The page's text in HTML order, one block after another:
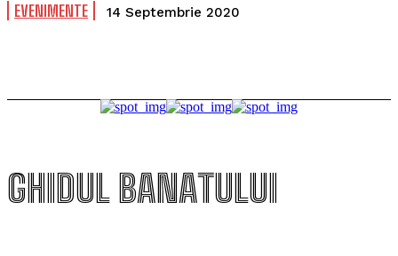
EVENIMENTE 14 Septembrie 2020
GHIDUL BANATULUI